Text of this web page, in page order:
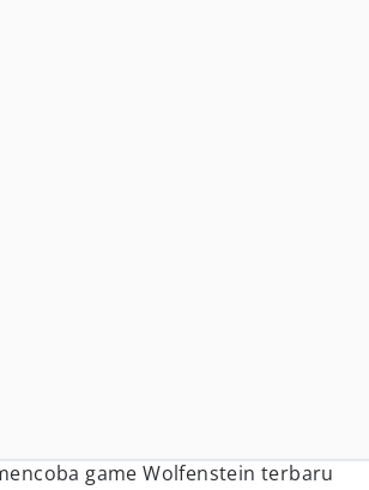
game Wolfenstein terbaru